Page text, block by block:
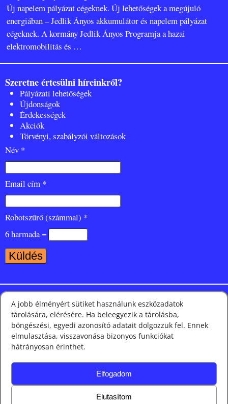
A jobb élményért sütiket használunk eszközadatok
tárolására, elérésére. Ha beleegyezik a tárolásba,
böngészési, egyedi azonosító adatait dolgozzuk fel. Ennek
elmulasztása, visszavonása bizonyos funkciókat
hátrányosan érinthet.
Elfogadom
Elutasítom
Új napelem pályázat cégeknek. Új lehetőségek a megújuló
energiában – Jedlik Ányos akkumulátor és napelem pályázat
cégeknek. A kormány Jedlik Ányos Programja a hazai
elektromobilitás és …
Szeretne értesülni híreinkről?
Pályázati lehetőségek
Újdonságok
Érdekességek
Akciók
Törvényi, szabályzói változások
Név *
Email cím *
Robotszűrő (számmal) *
6 harmada =
Nézze meg Facebook oldalunkat is
Híreink leggyakoribb címkéi és kategóriái
Keresés